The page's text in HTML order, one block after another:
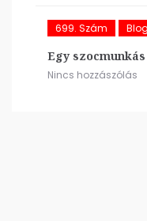
699. Szám Blog
Egy
Nincs hozzászólás